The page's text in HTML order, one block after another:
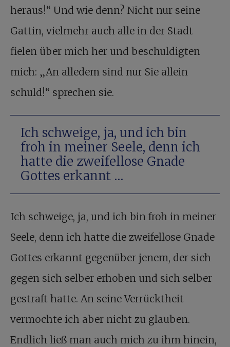
heraus!“ Und wie denn? Nicht nur seine
Gattin, vielmehr auch alle in der Stadt
fielen über mich her und beschuldigten
mich: „An alledem sind nur Sie allein
schuld!“ sprechen sie.
Ich schweige, ja, und ich bin
froh in meiner Seele, denn ich
hatte die zweifellose Gnade
Gottes erkannt …
Ich schweige, ja, und ich bin froh in meiner
Seele, denn ich hatte die zweifellose Gnade
Gottes erkannt gegenüber jenem, der sich
gegen sich selber erhoben und sich selber
gestraft hatte. An seine Verrücktheit
vermochte ich aber nicht zu glauben.
Endlich ließ man auch mich zu ihm hinein,